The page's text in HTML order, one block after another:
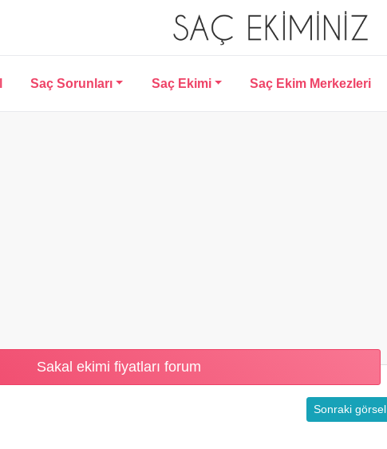
Saç Sorunları Saç Ekimi Saç Ekim Merkezleri
Sakal ekimi fiyatları forum
Sonraki görsel